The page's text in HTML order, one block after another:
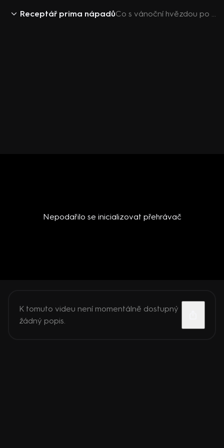
Receptář prima nápadů Co s vánoční hvězdou po odkvětu
Nepodařilo se inicializovat přehrávač
K tomuto videu není momentálně dostupný
žádný popis.